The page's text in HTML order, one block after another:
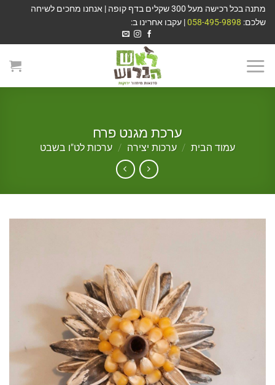
מתנה בכל רכישה מעל 300 שקלים בדף קופה | אנחנו מחכים לשיחה
שלכם: 058-495-9898| עקבו אחרינו ב:
ערכת מגנט פרח
עמוד הבית / ערכות יצירה / ערכות לט"ו בשבט